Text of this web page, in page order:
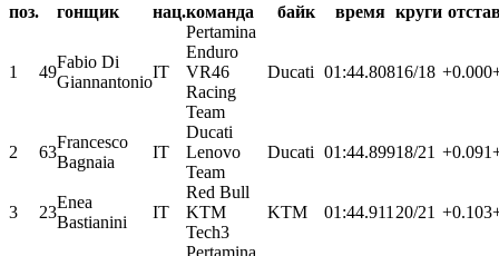
поз. гонщик нац.команда байк время круги
1 49
Fabio Di
Giannantonio
IT
Pertamina
Enduro
VR46
Racing
Team
Ducati 01:44.80816/18 +0.000
2 63
Francesco
Bagnaia
IT
Ducati
Lenovo
Team
Ducati 01:44.89918/21 +0.091
3 23
Enea
Bastianini
IT
Red Bull
KTM
Tech3
KTM 01:44.911 20/21 +0.103
Pertamina